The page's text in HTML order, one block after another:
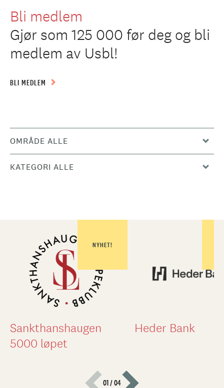
Bli medlem
Gjør som 125 000 før deg og bli
medlem av Usbl!
BLI MEDLEM
OMRÅDE ALLE
KATEGORI ALLE
NYHET!
Sankthanshaugen
5000 løpet
Heder Bank
01 / 04